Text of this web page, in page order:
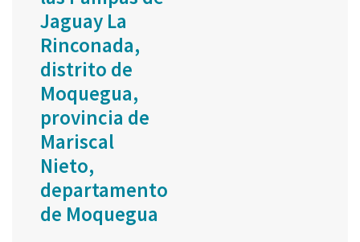
Jaguay La
Rinconada,
distrito de
Moquegua,
provincia de
Mariscal
Nieto,
departamento
de Moquegua